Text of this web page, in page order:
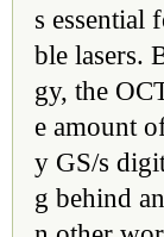
s essential
ble lasers.
gy, the
e amount
y GS/s
g behind